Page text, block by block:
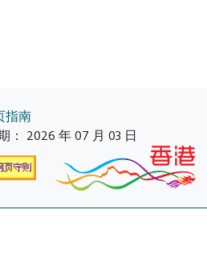
指南
： 2026 年 07 月 03 日